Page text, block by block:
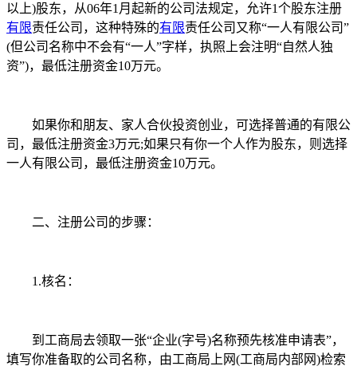
以上)股东，从06年1月起新的公司法规定，允许1个股东注册
有限责任公司，这种特殊的有限责任公司又称“一人有限公司”
(但公司名称中不会有“一人”字样，执照上会注明“自然人独
资”)，最低注册资金10万元。
如果你和朋友、家人合伙投资创业，可选择普通的有限公
司，最低注册资金3万元;如果只有你一个人作为股东，则选择
一人有限公司，最低注册资金10万元。
二、注册公司的步骤：
1.核名：
到工商局去领取一张“企业(字号)名称预先核准申请表”，
填写你准备取的公司名称，由工商局上网(工商局内部网)检索